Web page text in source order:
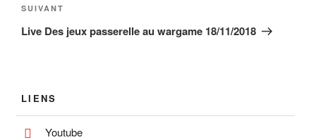
Article
suivant
SUIVANT
Live Des jeux passerelle au wargame 18/11/2018
LIENS
Youtube